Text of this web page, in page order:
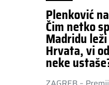
Plenković
Čim netko
Madridu
Hrvata, vi
neke